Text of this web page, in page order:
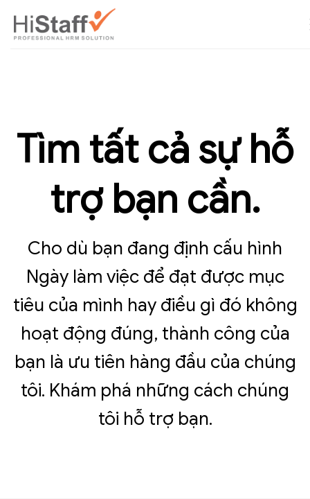
Tìm tất cả sự hỗ
trợ bạn cần.
Cho dù bạn đang định cấu hình
Ngày làm việc để đạt được mục
tiêu của mình hay điều gì đó không
hoạt động đúng, thành công của
bạn là ưu tiên hàng đầu của chúng
tôi. Khám phá những cách chúng
tôi hỗ trợ bạn.